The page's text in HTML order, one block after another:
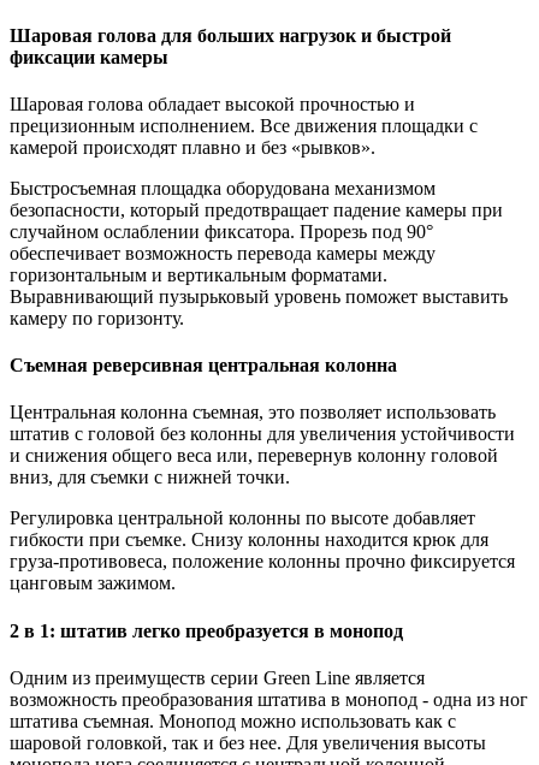
Шаровая голова для больших нагрузок и быстрой
фиксации камеры
Шаровая голова обладает высокой прочностью и
прецизионным исполнением. Все движения площадки с
камерой происходят плавно и без «рывков».
Быстросъемная площадка оборудована механизмом
безопасности, который предотвращает падение камеры при
случайном ослаблении фиксатора. Прорезь под 90°
обеспечивает возможность перевода камеры между
горизонтальным и вертикальным форматами.
Выравнивающий пузырьковый уровень поможет выставить
камеру по горизонту.
Съемная реверсивная центральная колонна
Центральная колонна съемная, это позволяет использовать
штатив с головой без колонны для увеличения устойчивости
и снижения общего веса или, перевернув колонну головой
вниз, для съемки с нижней точки.
Регулировка центральной колонны по высоте добавляет
гибкости при съемке. Снизу колонны находится крюк для
груза-противовеса, положение колонны прочно фиксируется
цанговым зажимом.
2 в 1: штатив легко преобразуется в монопод
Одним из преимуществ серии Green Line является
возможность преобразования штатива в монопод - одна из ног
штатива съемная. Монопод можно использовать как с
шаровой головкой, так и без нее. Для увеличения высоты